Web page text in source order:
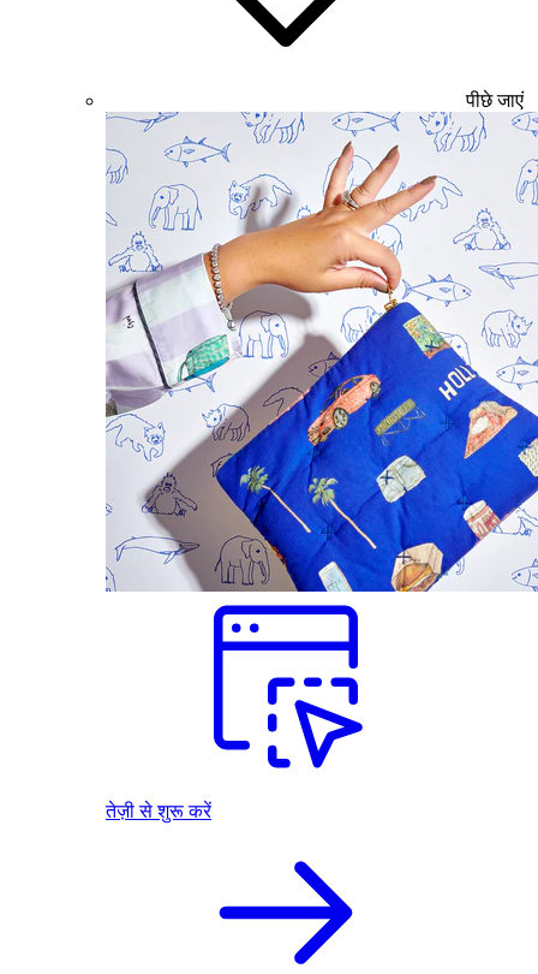
पीछे जाएं
तेज़ी से शुरू करें